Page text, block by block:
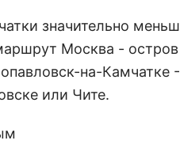
значительно
Москва -
на-
или Чите.